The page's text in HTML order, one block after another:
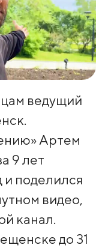
ведущий
Артем
9 лет
и поделился
видео,
канал.
до 31